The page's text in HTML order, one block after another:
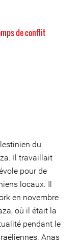
de conflit
du
Il travaillait
pour de
locaux. Il
en novembre
où il était la
pendant le
Anas